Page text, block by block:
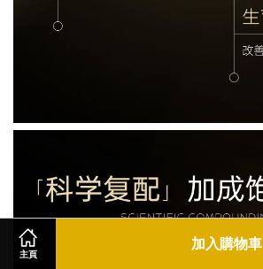
主頁
加入購物車